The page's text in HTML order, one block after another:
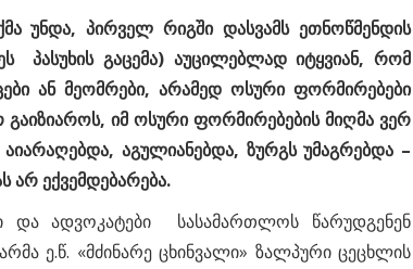
უნდა, პირველ რიგში დასვამს ეთნოწმენდის
პასუხის გაცემა) აუცილებლად იტყვიან, რომ
ან მეომრები, არამედ ოსური ფორმირებები
იმ ოსური ფორმირებების მიღმა ვერ
აგულიანებდა, ზურგს უმაგრებდა –
არ ექვემდებარება.
ადვოკატები სასამართლოს წარუდგენენ
ე.წ. «მძინარე ცხინვალი» ზალპური ცეცხლის
საამაყო?